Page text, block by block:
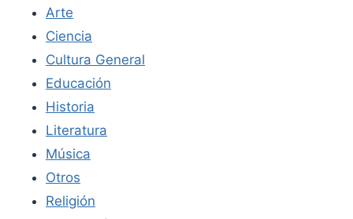
Arte
Ciencia
Cultura General
Educación
Historia
Literatura
Música
Otros
Religión